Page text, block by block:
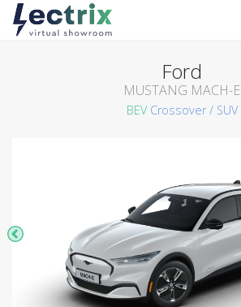
Ford
MUSTANG MACH-E
BEV Crossover / SUV